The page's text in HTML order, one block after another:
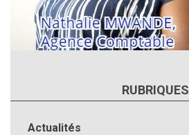
RUBRIQUES
Actualités